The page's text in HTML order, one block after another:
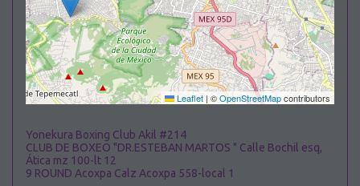
Leaflet |©OpenStreetMapcontributors
Yonekura Boxing Club Akil #214
CLUB DE BOXEO "DR.ESTEBAN MARTOS " Calle Bochil esq,
Ática mz 100-lt 12
9 ROUND Acoxpa Calz Acoxpa 558-local 1